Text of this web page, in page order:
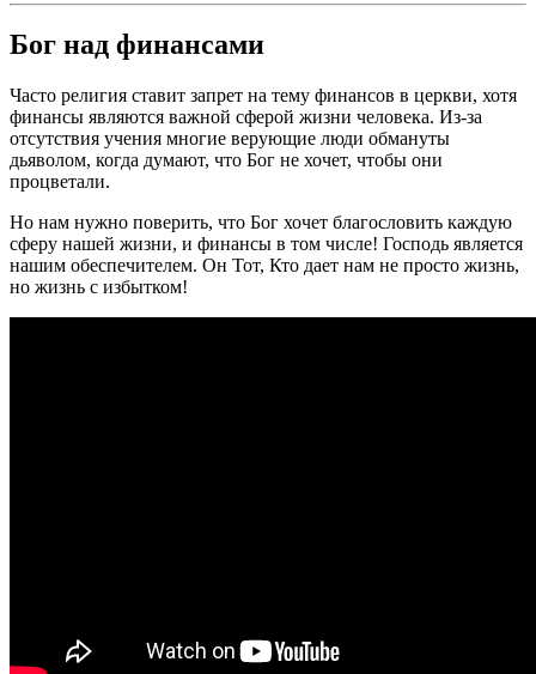
Бог над финансами
Часто религия ставит запрет на тему финансов в церкви, хотя
финансы являются важной сферой жизни человека. Из-за
отсутствия учения многие верующие люди обмануты
дьяволом, когда думают, что Бог не хочет, чтобы они
процветали.
Но нам нужно поверить, что Бог хочет благословить каждую
сферу нашей жизни, и финансы в том числе! Господь является
нашим обеспечителем. Он Тот, Кто дает нам не просто жизнь,
но жизнь с избытком!